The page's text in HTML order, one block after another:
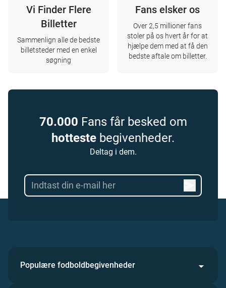
Vi Finder Flere
Billetter
Sammenlign alle de bedste
billetsteder med en enkel
søgning
Fans elsker os
Over 2,5 millioner fans
stoler på os hvert år for at
hjælpe dem med at få den
bedste aftale om billetter.
70.000 Fans får besked om
hotteste begivenheder.
Deltag i dem.
Populære fodboldbegivenheder